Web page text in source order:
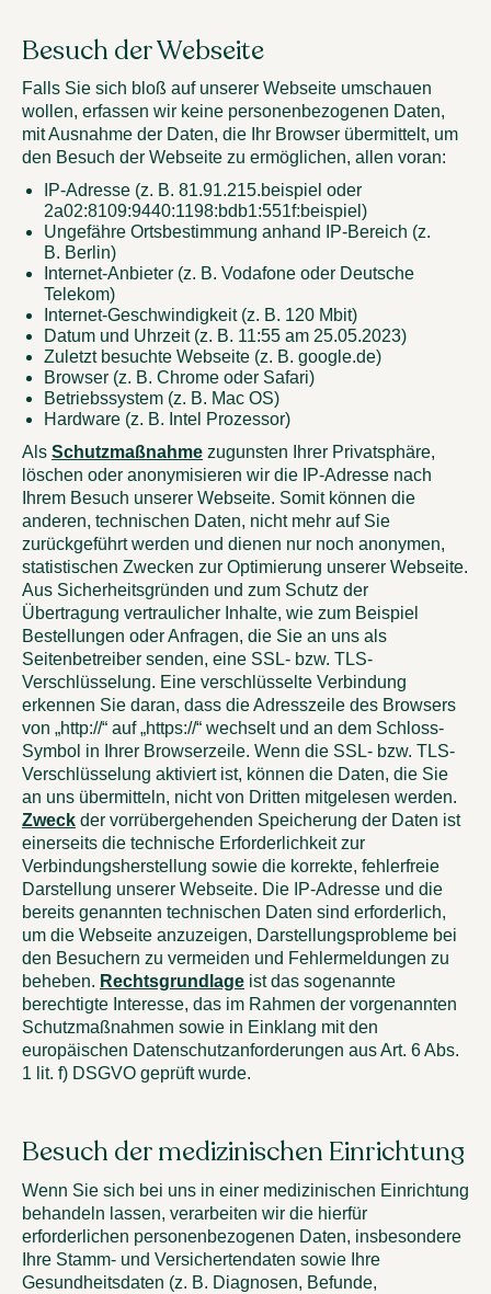
Besuch der Webseite
Falls Sie sich bloß auf unserer Webseite umschauen
wollen, erfassen wir keine personenbezogenen Daten,
mit Ausnahme der Daten, die Ihr Browser übermittelt, um
den Besuch der Webseite zu ermöglichen, allen voran:
IP-Adresse (z. B. 81.91.215.beispiel oder
2a02:8109:9440:1198:bdb1:551f:beispiel)
Ungefähre Ortsbestimmung anhand IP-Bereich (z.
B. Berlin)
Internet-Anbieter (z. B. Vodafone oder Deutsche
Telekom)
Internet-Geschwindigkeit (z. B. 120 Mbit)
Datum und Uhrzeit (z. B. 11:55 am 25.05.2023)
Zuletzt besuchte Webseite (z. B. google.de)
Browser (z. B. Chrome oder Safari)
Betriebssystem (z. B. Mac OS)
Hardware (z. B. Intel Prozessor)
Als Schutzmaßnahme zugunsten Ihrer Privatsphäre,
löschen oder anonymisieren wir die IP-Adresse nach
Ihrem Besuch unserer Webseite. Somit können die
anderen, technischen Daten, nicht mehr auf Sie
zurückgeführt werden und dienen nur noch anonymen,
statistischen Zwecken zur Optimierung unserer Webseite.
Aus Sicherheitsgründen und zum Schutz der
Übertragung vertraulicher Inhalte, wie zum Beispiel
Bestellungen oder Anfragen, die Sie an uns als
Seitenbetreiber senden, eine SSL- bzw. TLS-
Verschlüsselung. Eine verschlüsselte Verbindung
erkennen Sie daran, dass die Adresszeile des Browsers
von „http://“ auf „https://“ wechselt und an dem Schloss-
Symbol in Ihrer Browserzeile. Wenn die SSL- bzw. TLS-
Verschlüsselung aktiviert ist, können die Daten, die Sie
an uns übermitteln, nicht von Dritten mitgelesen werden.
Zweck der vorrübergehenden Speicherung der Daten ist
einerseits die technische Erforderlichkeit zur
Verbindungsherstellung sowie die korrekte, fehlerfreie
Darstellung unserer Webseite. Die IP-Adresse und die
bereits genannten technischen Daten sind erforderlich,
um die Webseite anzuzeigen, Darstellungsprobleme bei
den Besuchern zu vermeiden und Fehlermeldungen zu
beheben. Rechtsgrundlage ist das sogenannte
berechtigte Interesse, das im Rahmen der vorgenannten
Schutzmaßnahmen sowie in Einklang mit den
europäischen Datenschutzanforderungen aus Art. 6 Abs.
1 lit. f) DSGVO geprüft wurde.
Besuch der medizinischen Einrichtung
Wenn Sie sich bei uns in einer medizinischen Einrichtung
behandeln lassen, verarbeiten wir die hierfür
erforderlichen personenbezogenen Daten, insbesondere
Ihre Stamm- und Versichertendaten sowie Ihre
Gesundheitsdaten (z. B. Diagnosen, Befunde,